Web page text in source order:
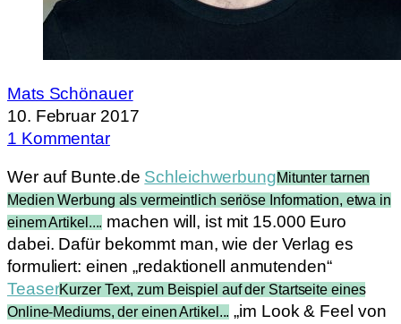
Mats Schönauer
10. Februar 2017
1 Kommentar
Wer auf Bunte.de SchleichwerbungMitunter tarnen
Medien Werbung als vermeintlich seriöse Information, etwa in
einem Artikel.... machen will, ist mit 15.000 Euro
dabei. Dafür bekommt man, wie der Verlag es
formuliert: einen „redaktionell anmutenden“
TeaserKurzer Text, zum Beispiel auf der Startseite eines
Online-Mediums, der einen Artikel... „im Look & Feel von